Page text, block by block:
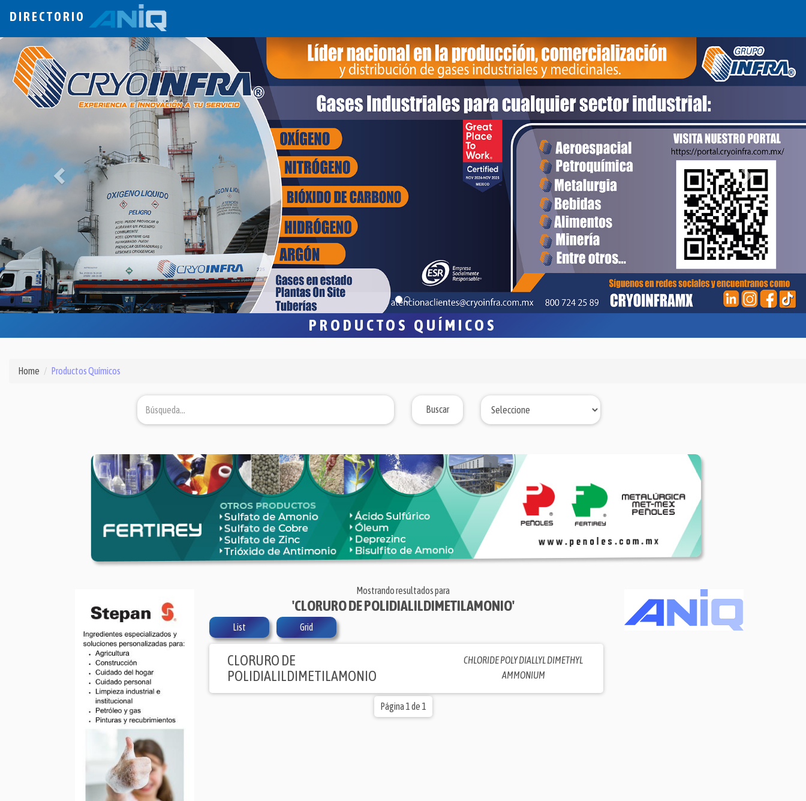
DIRECTORIO
PRODUCTOS QUÍMICOS
Home Productos Químicos
Mostrando resultados para
'CLORURO DE POLIDIALILDIMETILAMONIO'
List Grid
CLORURO DE
POLIDIALILDIMETILAMONIO
CHLORIDE POLY DIALLYL DIMETHYL
AMMONIUM
Página 1 de 1